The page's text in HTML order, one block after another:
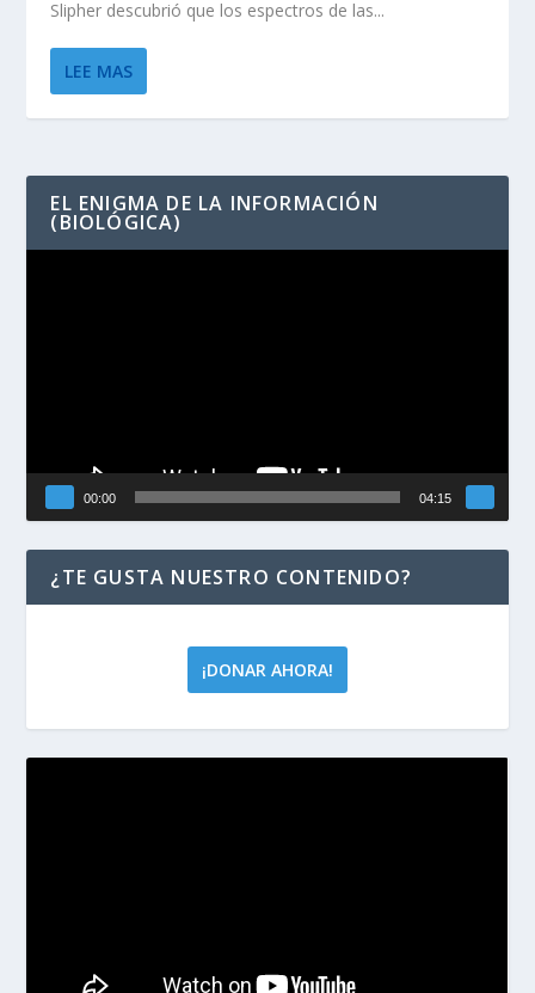
Slipher descubrió que los espectros de las...
LEE MAS
EL ENIGMA DE LA INFORMACIÓN
(BIOLÓGICA)
00:00 04:15
¿TE GUSTA NUESTRO CONTENIDO?
¡DONAR AHORA!